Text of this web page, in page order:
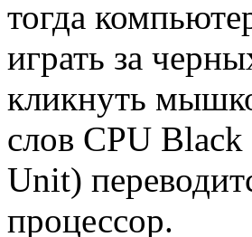
тогда
играть за
кликнуть
слов CPU
Unit)
процессор.